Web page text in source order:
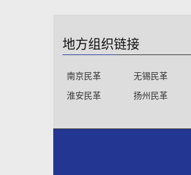
地方组织链接
南京民革 无锡民革
淮安民革
扬州民革